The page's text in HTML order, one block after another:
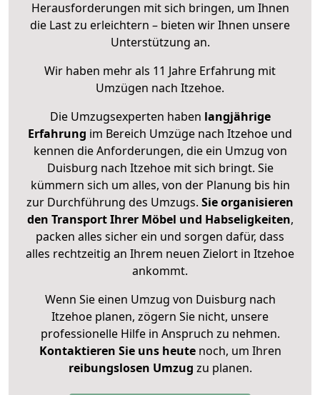
Herausforderungen mit sich bringen, um Ihnen
die Last zu erleichtern – bieten wir Ihnen unsere
Unterstützung an.
Wir haben mehr als 11 Jahre Erfahrung mit
Umzügen nach Itzehoe.
Die Umzugsexperten haben langjährige
Erfahrung im Bereich Umzüge nach Itzehoe und
kennen die Anforderungen, die ein Umzug von
Duisburg nach Itzehoe mit sich bringt. Sie
kümmern sich um alles, von der Planung bis hin
zur Durchführung des Umzugs. Sie organisieren
den Transport Ihrer Möbel und Habseligkeiten,
packen alles sicher ein und sorgen dafür, dass
alles rechtzeitig an Ihrem neuen Zielort in Itzehoe
ankommt.
Wenn Sie einen Umzug von Duisburg nach
Itzehoe planen, zögern Sie nicht, unsere
professionelle Hilfe in Anspruch zu nehmen.
Kontaktieren Sie uns heutenoch, um Ihren
reibungslosen Umzug zu planen.